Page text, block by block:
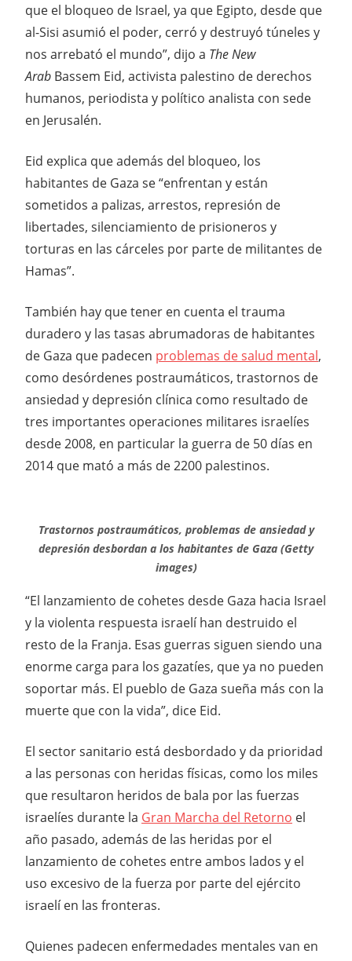
que el bloqueo de Israel, ya que Egipto, desde que
al-Sisi asumió el poder, cerró y destruyó túneles y
nos arrebató el mundo”, dijo a The New
Arab Bassem Eid, activista palestino de derechos
humanos, periodista y político analista con sede
en Jerusalén.
Eid explica que además del bloqueo, los
habitantes de Gaza se “enfrentan y están
sometidos a palizas, arrestos, represión de
libertades, silenciamiento de prisioneros y
torturas en las cárceles por parte de militantes de
Hamas”.
También hay que tener en cuenta el trauma
duradero y las tasas abrumadoras de habitantes
de Gaza que padecen problemas de salud mental,
como desórdenes postraumáticos, trastornos de
ansiedad y depresión clínica como resultado de
tres importantes operaciones militares israelíes
desde 2008, en particular la guerra de 50 días en
2014 que mató a más de 2200 palestinos.
Trastornos postraumáticos, problemas de ansiedad y
depresión desbordan a los habitantes de Gaza (Getty
images)
“El lanzamiento de cohetes desde Gaza hacia Israel
y la violenta respuesta israelí han destruido el
resto de la Franja. Esas guerras siguen siendo una
enorme carga para los gazatíes, que ya no pueden
soportar más. El pueblo de Gaza sueña más con la
muerte que con la vida”, dice Eid.
El sector sanitario está desbordado y da prioridad
a las personas con heridas físicas, como los miles
que resultaron heridos de bala por las fuerzas
israelíes durante la Gran Marcha del Retorno el
año pasado, además de las heridas por el
lanzamiento de cohetes entre ambos lados y el
uso excesivo de la fuerza por parte del ejército
israelí en las fronteras.
Quienes padecen enfermedades mentales van en